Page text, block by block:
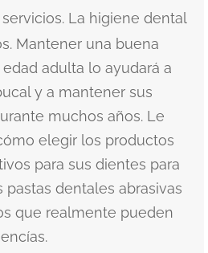
servicios. La higiene dental
Mantener una buena
adulta lo ayudará a
y a mantener sus
muchos años. Le
elegir los productos
para sus dientes para
dentales abrasivas
que realmente pueden